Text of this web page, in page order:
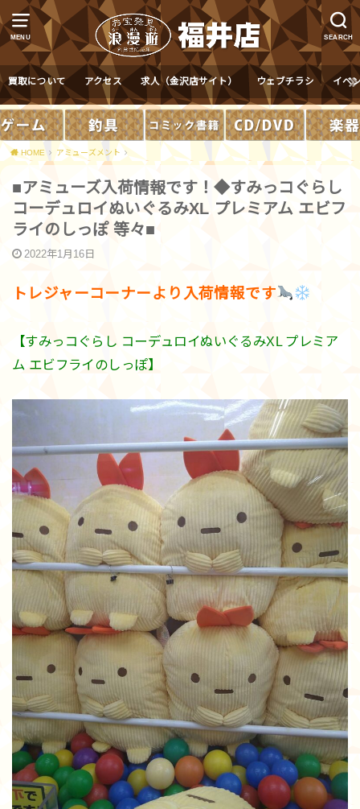
MENU SEARCH
買取について アクセス 求人（金沢店サイト） ウェブチラシ イベ
HOME アミューズメント
■アミューズ入荷情報です！◆すみっコぐらし
コーデュロイぬいぐるみXL プレミアム エビフ
ライのしっぽ 等々■
2022年1月16日
トレジャーコーナーより入荷情報です
【すみっコぐらし コーデュロイぬいぐるみXL プレミア
ム エビフライのしっぽ】